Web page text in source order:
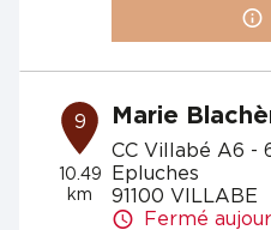
9
10.49
km
Marie
CC Villabé A6 -
Epluches
91100 VILLABE
Fermé